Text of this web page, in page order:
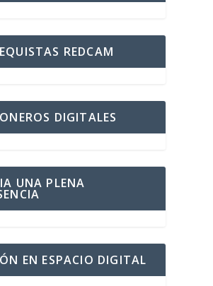
REDCAM
DIGITALES
UNA PLENA
EN ESPACIO DIGITAL